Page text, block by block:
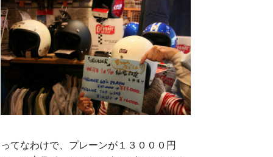
ってなわけで、プレーンが１３０００円